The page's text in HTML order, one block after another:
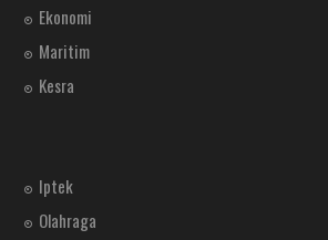
Ekonomi
Maritim
Kesra
Iptek
Olahraga